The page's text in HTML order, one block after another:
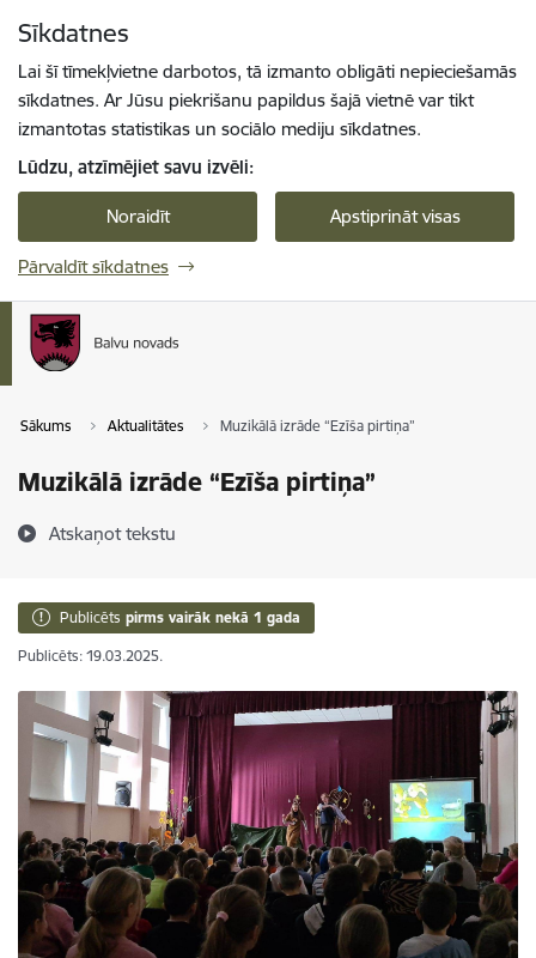
Sīkdatnes
Lai šī tīmekļvietne darbotos, tā izmanto obligāti nepieciešamās
sīkdatnes. Ar Jūsu piekrišanu papildus šajā vietnē var tikt
izmantotas statistikas un sociālo mediju sīkdatnes.
Lūdzu, atzīmējiet savu izvēli:
Noraidīt Apstiprināt visas
Pārvaldīt sīkdatnes
Sākums Aktualitātes Muzikālā izrāde “Ezīša pirtiņa”
Muzikālā izrāde “Ezīša pirtiņa”
Atskaņot tekstu
Publicēts pirms vairāk nekā 1 gada
Publicēts: 19.03.2025.